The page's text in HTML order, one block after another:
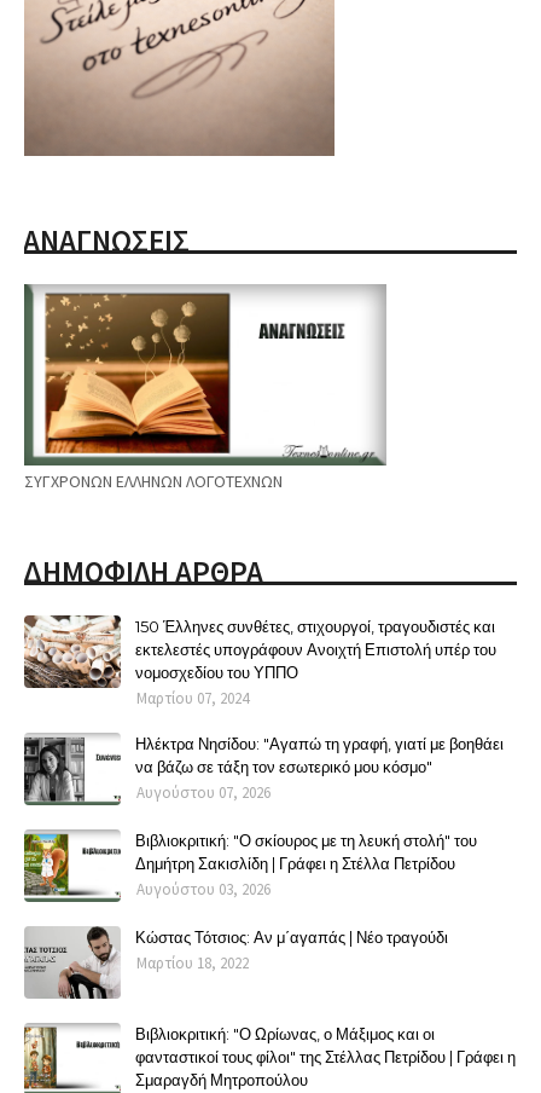
ΑΝΑΓΝΩΣΕΙΣ
ΣΥΓΧΡΟΝΩΝ ΕΛΛΗΝΩΝ ΛΟΓΟΤΕΧΝΩΝ
ΔΗΜΟΦΙΛΗ ΑΡΘΡΑ
150 Έλληνες συνθέτες, στιχουργοί, τραγουδιστές και
εκτελεστές υπογράφουν Ανοιχτή Επιστολή υπέρ του
νομοσχεδίου του ΥΠΠΟ
Μαρτίου 07, 2024
Ηλέκτρα Νησίδου: "Αγαπώ τη γραφή, γιατί με βοηθάει
να βάζω σε τάξη τον εσωτερικό μου κόσμο"
Αυγούστου 07, 2026
Βιβλιοκριτική: "Ο σκίουρος με τη λευκή στολή" του
Δημήτρη Σακισλίδη | Γράφει η Στέλλα Πετρίδου
Αυγούστου 03, 2026
Κώστας Τότσιος: Αν μ΄αγαπάς | Νέο τραγούδι
Μαρτίου 18, 2022
Βιβλιοκριτική: "Ο Ωρίωνας, ο Μάξιμος και οι
φανταστικοί τους φίλοι" της Στέλλας Πετρίδου | Γράφει η
Σμαραγδή Μητροπούλου